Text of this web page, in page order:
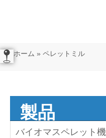
ホーム » ペレットミル
製品
バイオマスペレット機